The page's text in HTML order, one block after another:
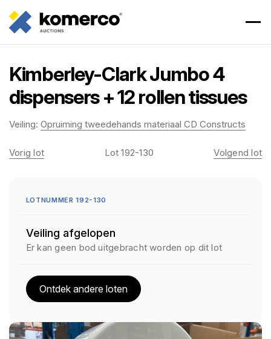
Kimberley-Clark Jumbo 4
dispensers + 12 rollen tissues
Veiling: Opruiming tweedehands materiaal CD Constructs
Vorig lot Lot 192-130 Volgend lot
LOTNUMMER 192-130
Veiling afgelopen
Er kan geen bod uitgebracht worden op dit lot
Ontdek andere loten